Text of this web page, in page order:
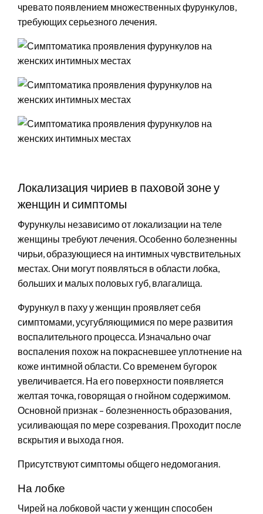
чревато появлением множественных фурункулов,
требующих серьезного лечения.
Локализация чириев в паховой зоне у
женщин и симптомы
Фурункулы независимо от локализации на теле
женщины требуют лечения. Особенно болезненны
чирьи, образующиеся на интимных чувствительных
местах. Они могут появляться в области лобка,
больших и малых половых губ, влагалища.
Фурункул в паху у женщин проявляет себя
симптомами, усугубляющимися по мере развития
воспалительного процесса. Изначально очаг
воспаления похож на покрасневшее уплотнение на
коже интимной области. Со временем бугорок
увеличивается. На его поверхности появляется
желтая точка, говорящая о гнойном содержимом.
Основной признак – болезненность образования,
усиливающая по мере созревания. Проходит после
вскрытия и выхода гноя.
Присутствуют симптомы общего недомогания.
На лобке
Чирей на лобковой части у женщин способен